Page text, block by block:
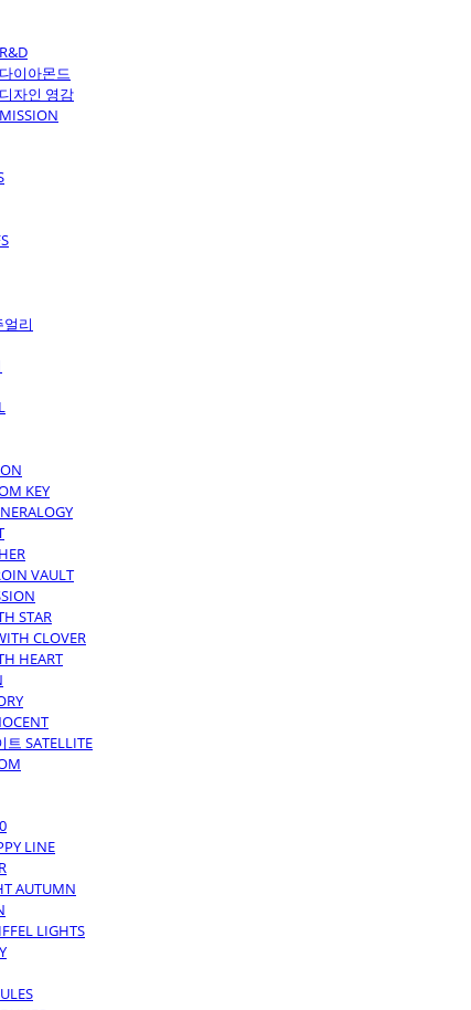
이아몬드
자인 영감
리
KEY
VAULT
STAR
CLOVER
HEART
SATELLITE
LINE
AUTUMN
LIGHTS